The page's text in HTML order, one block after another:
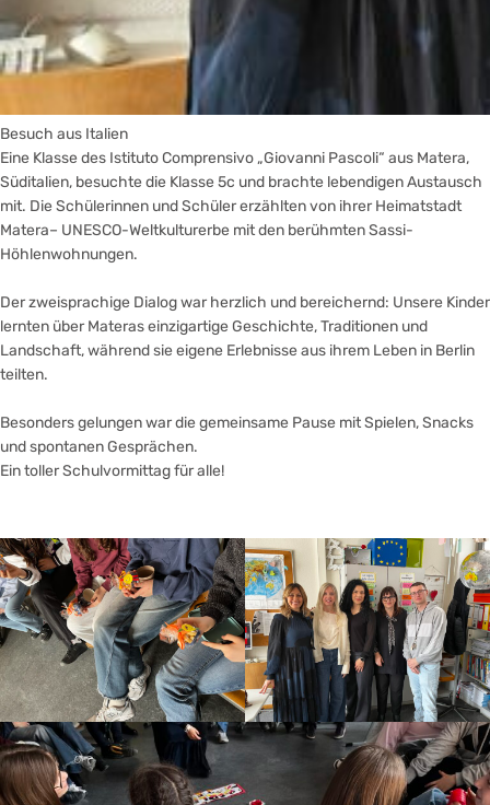
Besuch aus Italien
Eine Klasse des Istituto Comprensivo „Giovanni Pascoli“ aus Matera,
Süditalien, besuchte die Klasse 5c und brachte lebendigen Austausch
mit. Die Schülerinnen und Schüler erzählten von ihrer Heimatstadt
Matera– UNESCO-Weltkulturerbe mit den berühmten Sassi-
Höhlenwohnungen.
Der zweisprachige Dialog war herzlich und bereichernd: Unsere Kinder
lernten über Materas einzigartige Geschichte, Traditionen und
Landschaft, während sie eigene Erlebnisse aus ihrem Leben in Berlin
teilten.
Besonders gelungen war die gemeinsame Pause mit Spielen, Snacks
und spontanen Gesprächen.
Ein toller Schulvormittag für alle!